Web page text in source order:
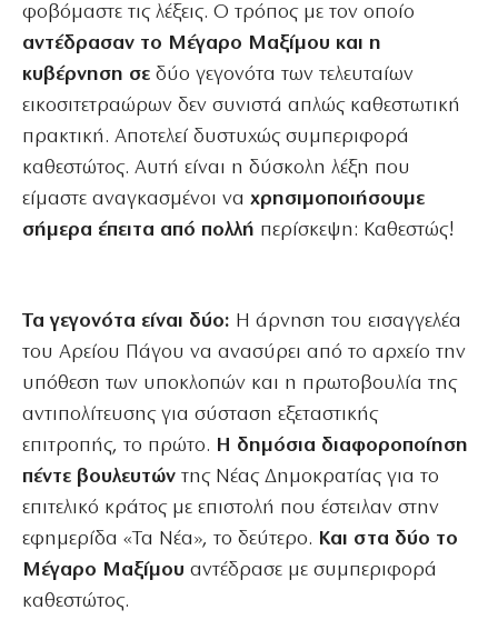
φοβόμαστε τις λέξεις. Ο τρόπος με τον οποίο
αντέδρασαν το Μέγαρο Μαξίμου και η
κυβέρνηση σε δύο γεγονότα των τελευταίων
εικοσιτετραώρων δεν συνιστά απλώς καθεστωτική
πρακτική. Αποτελεί δυστυχώς συμπεριφορά
καθεστώτος. Αυτή είναι η δύσκολη λέξη που
είμαστε αναγκασμένοι να χρησιμοποιήσουμε
σήμερα έπειτα από πολλή περίσκεψη: Καθεστώς!
Τα γεγονότα είναι δύο: Η άρνηση του εισαγγελέα
του Αρείου Πάγου να ανασύρει από το αρχείο την
υπόθεση των υποκλοπών και η πρωτοβουλία της
αντιπολίτευσης για σύσταση εξεταστικής
επιτροπής, το πρώτο. Η δημόσια διαφοροποίηση
πέντε βουλευτών της Νέας Δημοκρατίας για το
επιτελικό κράτος με επιστολή που έστειλαν στην
εφημερίδα «Τα Νέα», το δεύτερο. Και στα δύο το
Μέγαρο Μαξίμου αντέδρασε με συμπεριφορά
καθεστώτος.